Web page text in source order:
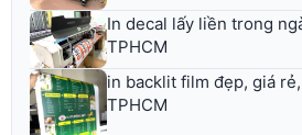
In decal lấy liền trong
TPHCM
in backlit film đẹp, giá
TPHCM